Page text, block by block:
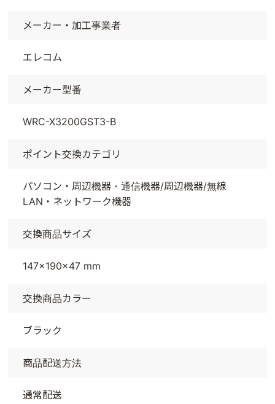
メーカー・加工事業者
エレコム
メーカー型番
WRC-X3200GST3-B
ポイント交換カテゴリ
パソコン・周辺機器・通信機器/周辺機器/無線
LAN・ネットワーク機器
交換商品サイズ
147x190x47 mm
交換商品カラー
ブラック
商品配送方法
通常配送